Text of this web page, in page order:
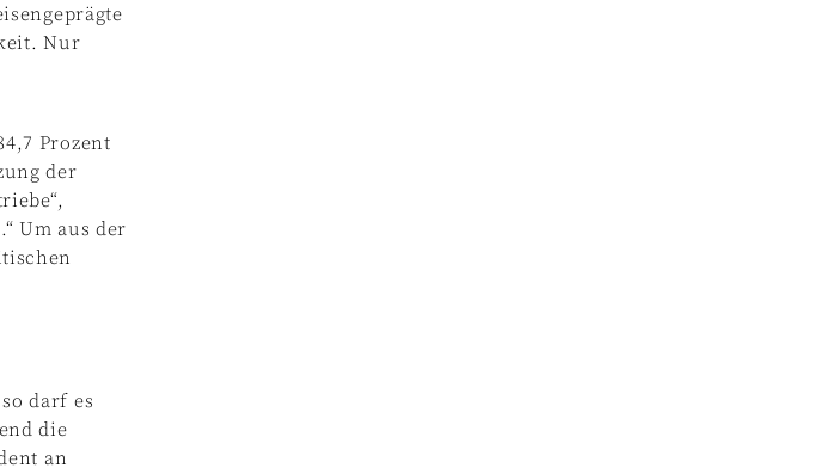
Nur
Prozent
der
Um aus der
darf es
die
an